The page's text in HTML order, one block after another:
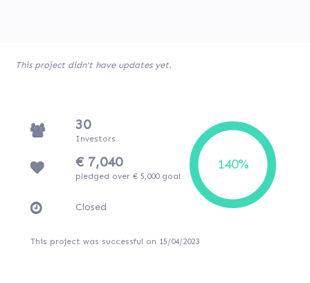
This project didn't have updates yet.
30
Investors
€ 7,040
pledged over € 5,000 goal
Closed
This project was successful on 15/04/2023